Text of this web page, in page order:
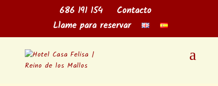
686 191 154
Contacto
Llame para reservar